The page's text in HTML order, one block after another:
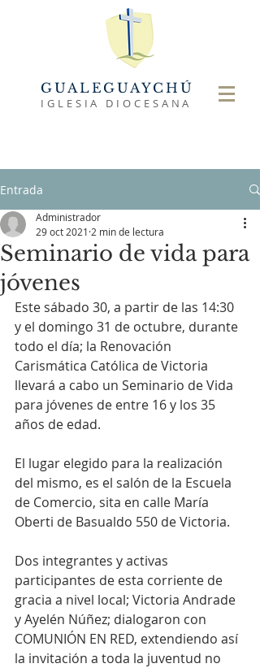
GUALEGUAYCHÚ
IGLESIA DIOCESANA
Entrada
Seminario de vida para
jóvenes
Administrador
29 oct 2021 2 min de lectura
Este sábado 30, a partir de las 14:30
y el domingo 31 de octubre, durante
todo el día; la Renovación
Carismática Católica de Victoria
llevará a cabo un Seminario de Vida
para jóvenes de entre 16 y los 35
años de edad.
El lugar elegido para la realización
del mismo, es el salón de la Escuela
de Comercio, sita en calle María
Oberti de Basualdo 550 de Victoria.
Dos integrantes y activas
participantes de esta corriente de
gracia a nivel local; Victoria Andrade
y Ayelén Núñez; dialogaron con
COMUNIÓN EN RED, extendiendo así
la invitación a toda la juventud no